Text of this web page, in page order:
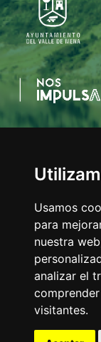
Usamos
para
nuestra
analizar el
visitantes.
E-